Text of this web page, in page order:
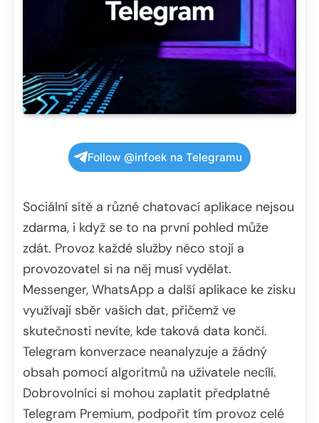
Follow @infoek na Telegramu
Sociální sítě a různé chatovací aplikace nejsou
zdarma, i když se to na první pohled může
zdát. Provoz každé služby něco stojí a
provozovatel si na něj musí vydělat.
Messenger, WhatsApp a další aplikace ke zisku
využívají sběr vašich dat, přičemž ve
skutečnosti nevíte, kde taková data končí.
Telegram konverzace neanalyzuje a žádný
obsah pomocí algoritmů na uživatele necílí.
Dobrovolníci si mohou zaplatit předplatné
Telegram Premium, podpořit tím provoz celé